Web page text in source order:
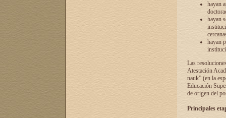
hayan
hayan
hayan
Las
Atestación
nauk” (en la
Educación
de origen del
Principales